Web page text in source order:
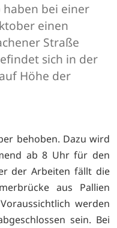
haben bei einer
einen
Straße
sich in der
Höhe der
behoben. Dazu wird
ab 8 Uhr für den
der Arbeiten fällt die
aus Pallien
werden
sein. Bei